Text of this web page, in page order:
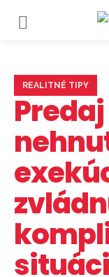
REALITNÉ TIPY
Predaj